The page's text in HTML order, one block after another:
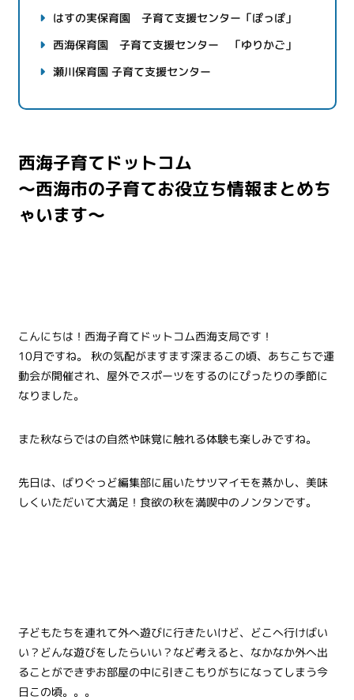
はすの実保育園 子育て支援センター「ぽっぽ」
西海保育園 子育て支援センター 「ゆりかご」
瀬川保育園 子育て支援センター
西海子育てドットコム
～西海市の子育てお役立ち情報まとめち
ゃいます～
こんにちは！西海子育てドットコム西海支局です！
10月ですね。 秋の気配がますます深まるこの頃、あちこちで運
動会が開催され、屋外でスポーツをするのにぴったりの季節に
なりました。
また秋ならではの自然や味覚に触れる体験も楽しみですね。
先日は、ばりぐっど編集部に届いたサツマイモを蒸かし、美味
しくいただいて大満足！食欲の秋を満喫中のノンタンです。
子どもたちを連れて外へ遊びに行きたいけど、どこへ行けばい
い？どんな遊びをしたらいい？など考えると、なかなか外へ出
ることができずお部屋の中に引きこもりがちになってしまう今
日この頃。。。